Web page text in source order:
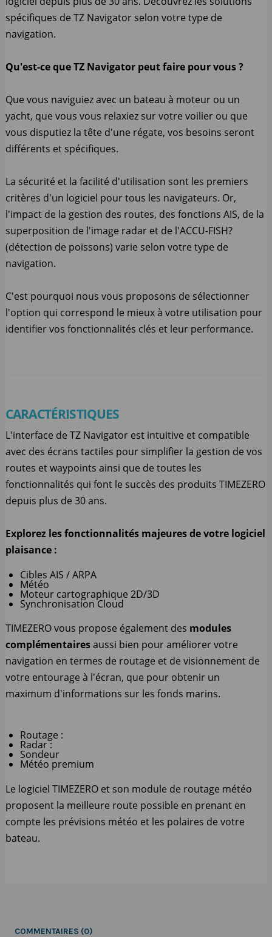
spécifiques de TZ Navigator selon votre type de
navigation.
Qu'est-ce que TZ Navigator peut faire pour vous ?
Que vous naviguiez avec un bateau à moteur ou un
yacht, que vous vous relaxiez sur votre voilier ou que
vous disputiez la tête d'une régate, vos besoins seront
différents et spécifiques.
La sécurité et la facilité d'utilisation sont les premiers
critères d'un logiciel pour tous les navigateurs. Or,
l'impact de la gestion des routes, des fonctions AIS, de la
superposition de l'image radar et de l'ACCU-FISH?
(détection de poissons) varie selon votre type de
navigation.
C'est pourquoi nous vous proposons de sélectionner
l'option qui correspond le mieux à votre utilisation pour
identifier vos fonctionnalités clés et leur performance.
CARACTÉRISTIQUES
L'interface de TZ Navigator est intuitive et compatible
avec des écrans tactiles pour simplifier la gestion de vos
routes et waypoints ainsi que de toutes les
fonctionnalités qui font le succès des produits TIMEZERO
depuis plus de 30 ans.
Explorez les fonctionnalités majeures de votre logiciel
plaisance :
Cibles AIS / ARPA
Météo
Moteur cartographique 2D/3D
Synchronisation Cloud
TIMEZERO vous propose également des modules
complémentairesaussi bien pour améliorer votre
navigation en termes de routage et de visionnement de
votre entourage à l'écran, que pour obtenir un
maximum d'informations sur les fonds marins.
Routage :
Radar :
Sondeur
Météo premium
Le logiciel TIMEZERO et son module de routage météo
proposent la meilleure route possible en prenant en
compte les prévisions météo et les polaires de votre
bateau.
COMMENTAIRES (0)